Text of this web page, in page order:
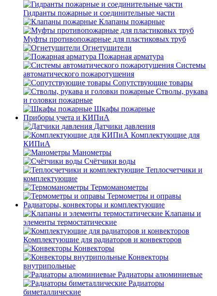
Гидранты пожарные и соединительные части
Клапаны пожарные
Муфты противопожарные для пластиковых труб
Огнетушители
Пожарная арматура
Системы
автоматического пожаротушения
Сопутствующие товары
Стволы, рукава
и головки пожарные
Шкафы пожарные
Приборы учета и КИПиА
Датчики давления
Комплектующие для
КИПиА
Манометры
Счётчики воды
Теплосчетчики и
комплектующие
Термоманометры
Термометры и оправы
Радиаторы, конвекторы и комплектующие
Клапаны и
элементы термостатические
Комплектующие для радиаторов и конвекторов
Конвекторы
Конвекторы
внутрипольные
Радиаторы алюминиевые
Радиаторы
биметаллические